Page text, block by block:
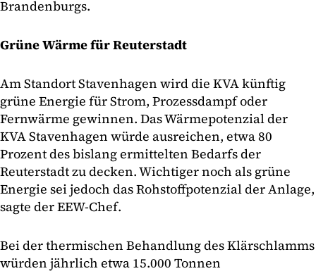
Brandenburgs.
Grüne Wärme für Reuterstadt
Am Standort Stavenhagen wird die KVA künftig
grüne Energie für Strom, Prozessdampf oder
Fernwärme gewinnen. Das Wärmepotenzial der
KVA Stavenhagen würde ausreichen, etwa 80
Prozent des bislang ermittelten Bedarfs der
Reuterstadt zu decken. Wichtiger noch als grüne
Energie sei jedoch das Rohstoffpotenzial der Anlage,
sagte der EEW-Chef.
Bei der thermischen Behandlung des Klärschlamms
würden jährlich etwa 15.000 Tonnen